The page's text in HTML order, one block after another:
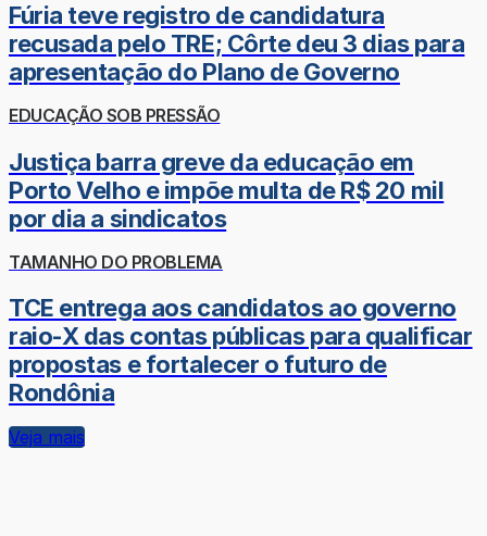
Fúria teve registro de candidatura
recusada pelo TRE; Côrte deu 3 dias para
apresentação do Plano de Governo
EDUCAÇÃO SOB PRESSÃO
Justiça barra greve da educação em
Porto Velho e impõe multa de R$ 20 mil
por dia a sindicatos
TAMANHO DO PROBLEMA
TCE entrega aos candidatos ao governo
raio-X das contas públicas para qualificar
propostas e fortalecer o futuro de
Rondônia
Veja mais